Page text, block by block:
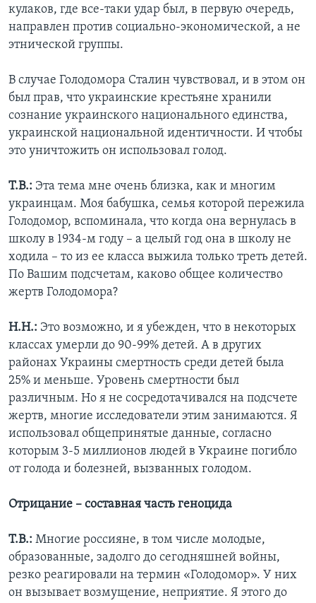
кулаков, где все-таки удар был, в первую очередь,
направлен против социально-экономической, а не
этнической группы.
В случае Голодомора Сталин чувствовал, и в этом он
был прав, что украинские крестьяне хранили
сознание украинского национального единства,
украинской национальной идентичности. И чтобы
это уничтожить он использовал голод.
Т.В.: Эта тема мне очень близка, как и многим
украинцам. Моя бабушка, семья которой пережила
Голодомор, вспоминала, что когда она вернулась в
школу в 1934-м году – а целый год она в школу не
ходила – то из ее класса выжила только треть детей.
По Вашим подсчетам, каково общее количество
жертв Голодомора?
Н.Н.: Это возможно, и я убежден, что в некоторых
классах умерли до 90-99% детей. А в других
районах Украины смертность среди детей была
25% и меньше. Уровень смертности был
различным. Но я не сосредотачивался на подсчете
жертв, многие исследователи этим занимаются. Я
использовал общепринятые данные, согласно
которым 3-5 миллионов людей в Украине погибло
от голода и болезней, вызванных голодом.
Отрицание – составная часть геноцида
Т.В.: Многие россияне, в том числе молодые,
образованные, задолго до сегодняшней войны,
резко реагировали на термин «Голодомор». У них
он вызывает возмущение, неприятие. Я этого до